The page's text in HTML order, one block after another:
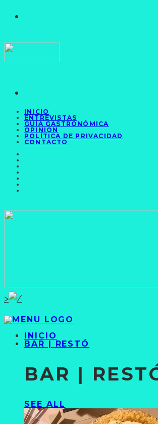
INICIO
ENTREVISTAS
GUÍA GASTRONÓMICA
OPINIÓN
POLÍTICA DE PRIVACIDAD
CONTACTO
>
INICIO
BAR | RESTÓ
BAR |
SEE ALL